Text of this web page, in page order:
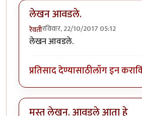
लेखन आवडले.
रेवतीरविवार, 22/10/2017 05:12
लेखन आवडले.
प्रतिसाद देण्यासाठीलॉग इन करा
मस्त लेखन. आवडले आता हे